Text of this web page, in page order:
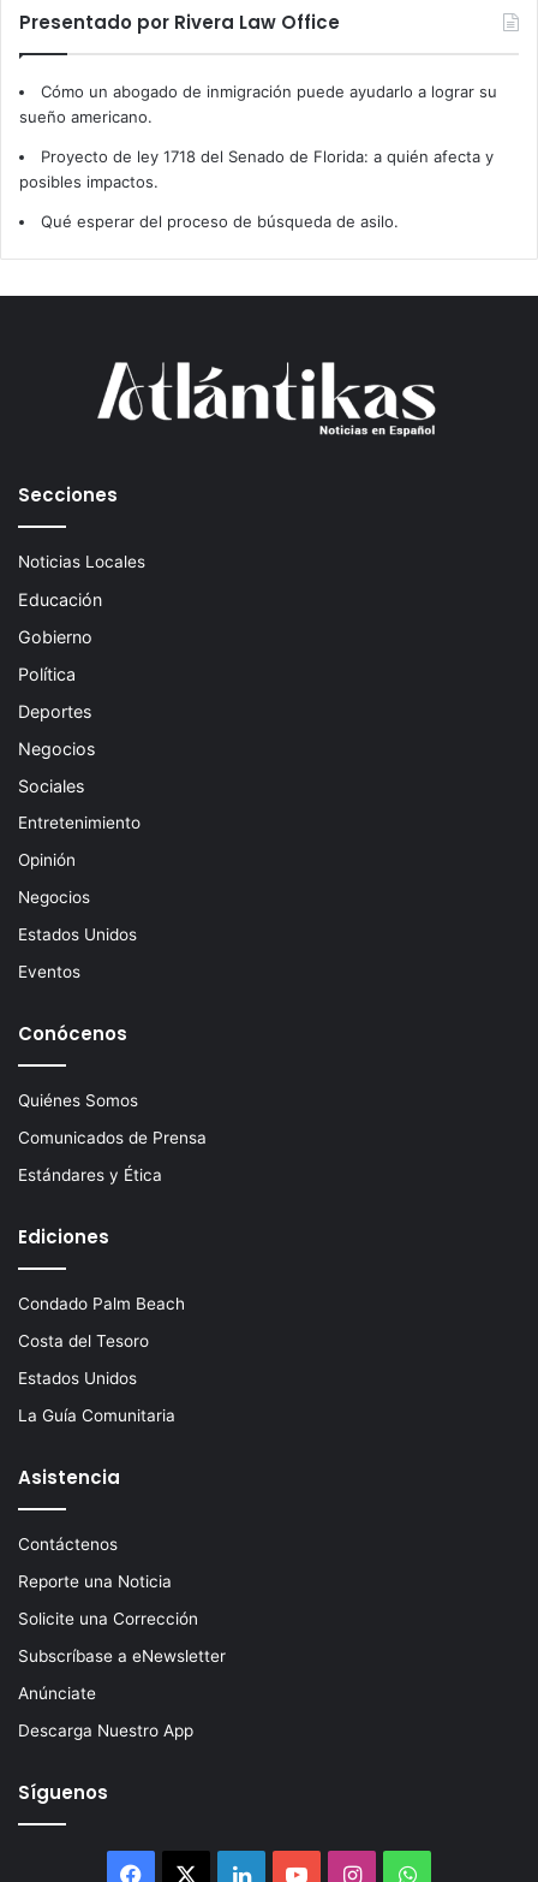
Presentado por Rivera Law Office
Cómo un abogado de inmigración puede ayudarlo a lograr su
sueño americano.
Proyecto de ley 1718 del Senado de Florida: a quién afecta y
posibles impactos.
Qué esperar del proceso de búsqueda de asilo.
Secciones
Noticias Locales
Educación
Gobierno
Política
Deportes
Negocios
Sociales
Entretenimiento
Opinión
Negocios
Estados Unidos
Eventos
Conócenos
Quiénes Somos
Comunicados de Prensa
Estándares y Ética
Ediciones
Condado Palm Beach
Costa del Tesoro
Estados Unidos
La Guía Comunitaria
Asistencia
Contáctenos
Reporte una Noticia
Solicite una Corrección
Subscríbase a eNewsletter
Anúnciate
Descarga Nuestro App
Síguenos
Facebook LinkedInYouTubeInstagramWhatsApp